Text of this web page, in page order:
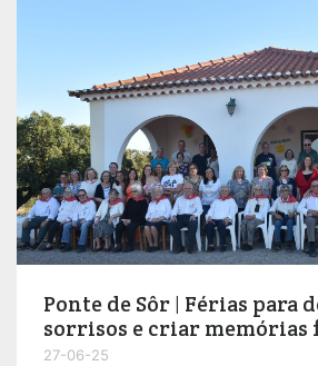
Ponte de Sôr | Férias para
sorrisos e criar memórias
27-06-25